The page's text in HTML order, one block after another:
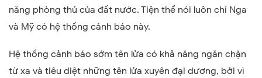
năng phòng thủ của đất nước. Tiện thể nói luôn chỉ Nga
và Mỹ có hệ thống cảnh báo này.
Hệ thống cảnh báo sớm tên lửa có khả năng ngăn chặn
từ xa và tiêu diệt những tên lửa xuyên đại dương, bởi vì